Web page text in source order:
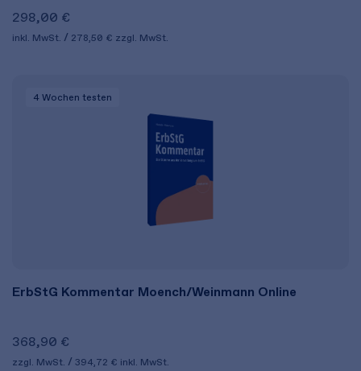
298,00 €
inkl. MwSt. 278,50 € zzgl. MwSt.
4 Wochen testen
ErbStG Kommentar Moench/Weinmann Online
368,90 €
zzgl. MwSt. 394,72 € inkl. MwSt.